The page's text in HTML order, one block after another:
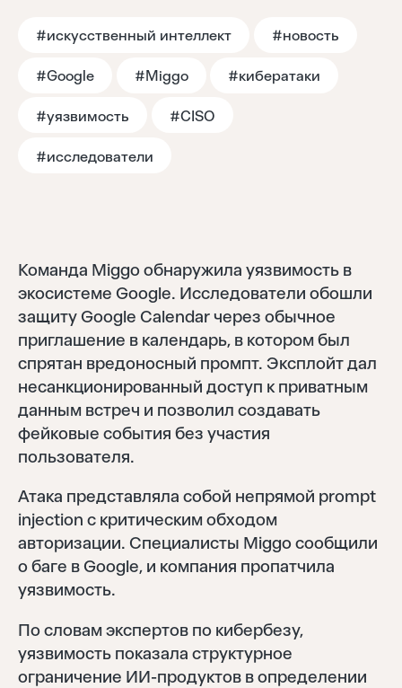
Аналитика
#искусственный интеллект #новость
#Google #Miggo #кибератаки
#уязвимость #CISO
#исследователи
Команда Miggo обнаружила уязвимость в
экосистеме Google. Исследователи обошли
защиту Google Calendar через обычное
приглашение в календарь, в котором был
спрятан вредоносный промпт. Эксплойт дал
несанкционированный доступ к приватным
данным встреч и позволил создавать
фейковые события без участия
пользователя.
Атака представляла собой непрямой prompt
injection с критическим обходом
авторизации. Специалисты Miggo сообщили
о баге в Google, и компания пропатчила
уязвимость.
По словам экспертов по кибербезу,
уязвимость показала структурное
ограничение ИИ-продуктов в определении